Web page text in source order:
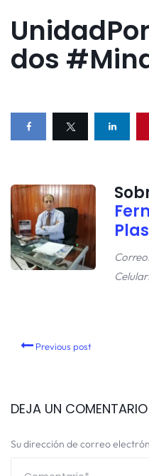
dos
Previous post
DEJA UN COMENTARIO
Su dirección de correo